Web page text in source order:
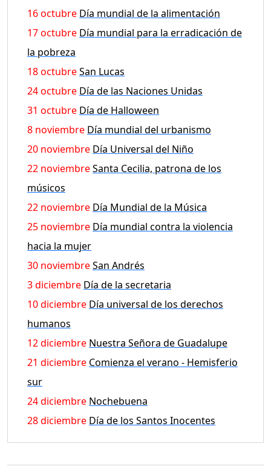
16 octubre Día mundial de la alimentación
17 octubre Día mundial para la erradicación de
la pobreza
18 octubreSan Lucas
24 octubre Día de las Naciones Unidas
31 octubre Día de Halloween
8 noviembre Día mundial del urbanismo
20 noviembre Día Universal del Niño
22 noviembreSanta Cecilia, patrona de los
músicos
22 noviembre Día Mundial de la Música
25 noviembre Día mundial contra la violencia
hacia la mujer
30 noviembreSan Andrés
3 diciembre Día de la secretaria
10 diciembre Día universal de los derechos
humanos
12 diciembre Nuestra Señora de Guadalupe
21 diciembre Comienza el verano - Hemisferio
sur
24 diciembre Nochebuena
28 diciembre Día de los Santos Inocentes